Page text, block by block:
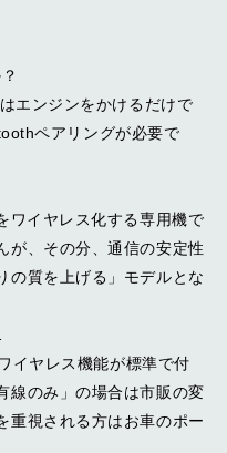
エンジンをかけるだけで
ペアリングが必要で
ワイヤレス化する専用機で
が、その分、通信の安定性
の質を上げる」モデルとな
イヤレス機能が標準で付
線のみ」の場合は市販の変
重視される方はお車のポー